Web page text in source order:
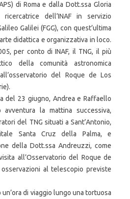
di Roma e dalla Dott.ssa Gloria
ricercatrice dell’INAF in servizio
Galilei (FGG), con quest’ultima
didattica e organizzativa in loco.
per conto di INAF, il TNG, il più
della comunità astronomica
del Roque de Los
del 23 giugno, Andrea e Raffaello
la mattina successiva,
del TNG situati a Sant’Antonio,
Santa Cruz della Palma, e
della Dott.ssa Andreuzzi, come
all’Osservatorio del Roque de
al telescopio previste
di viaggio lungo una tortuosa